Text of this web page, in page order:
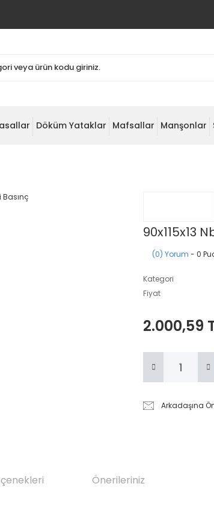
Döküm Yataklar Mafsallar Manşonlar
90x115x13
(0) Yorum - 0
Kategori
Fiyat
2.000,59
Arkadaşına
Önerileriniz